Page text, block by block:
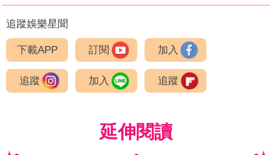
追蹤娛樂星聞
下載APP 訂閱 加入
追蹤 加入 追蹤
延伸閱讀